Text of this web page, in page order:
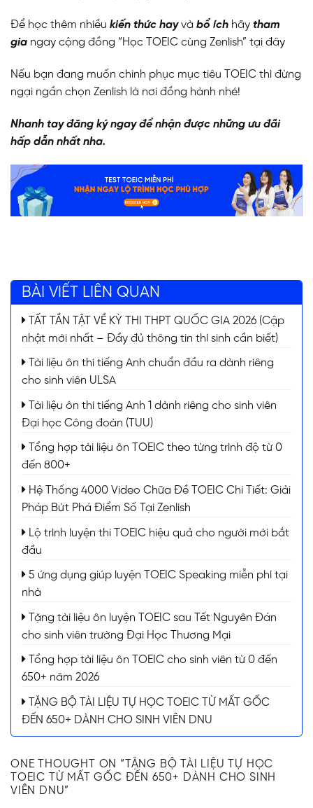
Để học thêm nhiều kiến thức hayvà bổ ích hãy tham
gia ngay cộng đồng “Học TOEIC cùng Zenlish” tại đây
Nếu bạn đang muốn chinh phục mục tiêu TOEIC thì đừng
ngại ngần chọn Zenlish là nơi đồng hành nhé!
Nhanh tay đăng ký ngay để nhận được những ưu đãi
hấp dẫn nhất nha.
BÀI VIẾT LIÊN QUAN
TẤT TẦN TẬT VỀ KỲ THI THPT QUỐC GIA 2026 (Cập
nhật mới nhất – Đầy đủ thông tin thí sinh cần biết)
Tài liệu ôn thi tiếng Anh chuẩn đầu ra dành riêng
cho sinh viên ULSA
Tài liệu ôn thi tiếng Anh 1 dành riêng cho sinh viên
Đại học Công đoàn (TUU)
Tổng hợp tài liệu ôn TOEIC theo từng trình độ từ 0
đến 800+
Hệ Thống 4000 Video Chữa Đề TOEIC Chi Tiết: Giải
Pháp Bứt Phá Điểm Số Tại Zenlish
Lộ trình luyện thi TOEIC hiệu quả cho người mới bắt
đầu
5 ứng dụng giúp luyện TOEIC Speaking miễn phí tại
nhà
Tặng tài liệu ôn luyện TOEIC sau Tết Nguyên Đán
cho sinh viên trường Đại Học Thương Mại
Tổng hợp tài liệu ôn TOEIC cho sinh viên từ 0 đến
650+ năm 2026
TẶNG BỘ TÀI LIỆU TỰ HỌC TOEIC TỪ MẤT GỐC
ĐẾN 650+ DÀNH CHO SINH VIÊN DNU
ONE THOUGHT ON “
TẶNG BỘ TÀI LIỆU TỰ HỌC
TOEIC TỪ MẤT GỐC ĐẾN 650+ DÀNH CHO SINH
VIÊN DNU”